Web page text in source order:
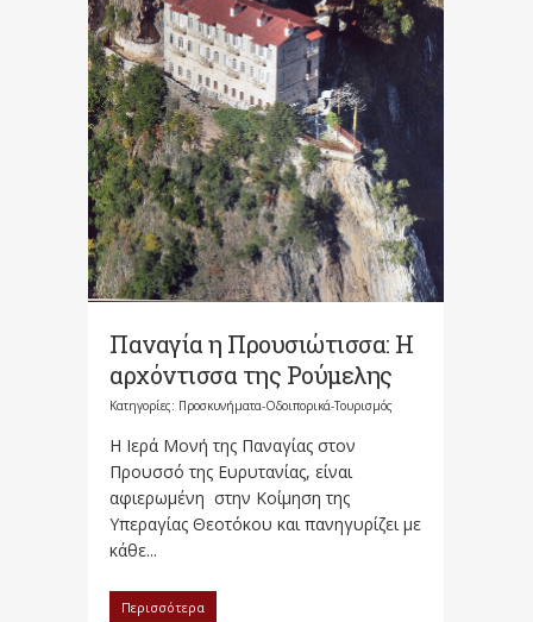
Παναγία η Προυσιώτισσα: Η
αρχόντισσα της Ρούμελης
Κατηγορίες: Προσκυνήματα-Οδοιπορικά-Τουρισμός
Η Ιερά Μονή της Παναγίας στον
Προυσσό της Ευρυτανίας, είναι
αφιερωμένη στην Κοίμηση της
Υπεραγίας Θεοτόκου και πανηγυρίζει με
κάθε...
Περισσότερα